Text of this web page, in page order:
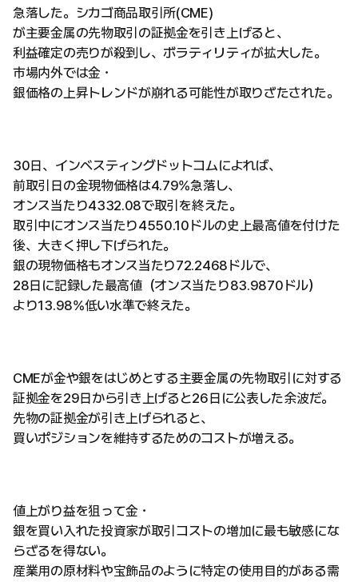
急落した。シカゴ商品取引所(CME)
が主要金属の先物取引の証拠金を引き上げると、
利益確定の売りが殺到し、ボラティリティが拡大した。
市場内外では金・
銀価格の上昇トレンドが崩れる可能性が取りざたされた。
30日、インベスティングドットコムによれば、
前取引日の金現物価格は4.79%急落し、
オンス当たり4332.08で取引を終えた。
取引中にオンス当たり4550.10ドルの史上最高値を付けた
後、大きく押し下げられた。
銀の現物価格もオンス当たり72.2468ドルで、
28日に記録した最高値（オンス当たり83.9870ドル）
より13.98%低い水準で終えた。
CMEが金や銀をはじめとする主要金属の先物取引に対する
証拠金を29日から引き上げると26日に公表した余波だ。
先物の証拠金が引き上げられると、
買いポジションを維持するためのコストが増える。
値上がり益を狙って金・
銀を買い入れた投資家が取引コストの増加に最も敏感にな
らざるを得ない。
産業用の原材料や宝飾品のように特定の使用目的がある需